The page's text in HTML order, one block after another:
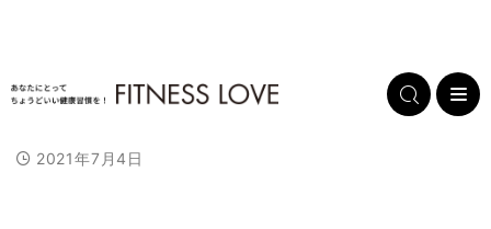
2021年7月4日